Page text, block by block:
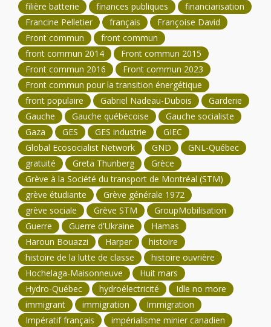
filière batterie
finances publiques
financiarisation
Francine Pelletier
français
Françoise David
Front commun
front commun
front commun 2014
Front commun 2015
Front commun 2016
Front commun 2023
Front commun pour la transition énergétique
front populaire
Gabriel Nadeau-Dubois
Garderie
Gauche
Gauche québécoise
Gauche socialiste
Gaza
GES GES industrie
GIEC
Global Ecosocialist Network
GND
GNL-Québec
gratuité
Greta Thunberg
Grèce
Grève à la Société du transport de Montréal (STM)
grève étudiante
Grève générale 1972
grève sociale
Grève STM
GroupMobilisation
Guerre
Guerre d'Ukraine
Hamas
Haroun Bouazzi
Harper
histoire
histoire de la lutte de classe
histoire ouvrière
Hochelaga-Maisonneuve
Huit mars
Hydro-Québec
hydroélectricité
Idle no more
immigrant
immigration
Immigration
Impératif français
impérialisme minier canadien